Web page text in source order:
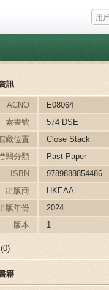
訊
ACNO
E08064
索書號
574 DSE
藏位置
Close Stack
閱分類
Past Paper
ISBN
9789888854486
出版商
HKEAA
版年份
2024
版本
1
(0)
籍